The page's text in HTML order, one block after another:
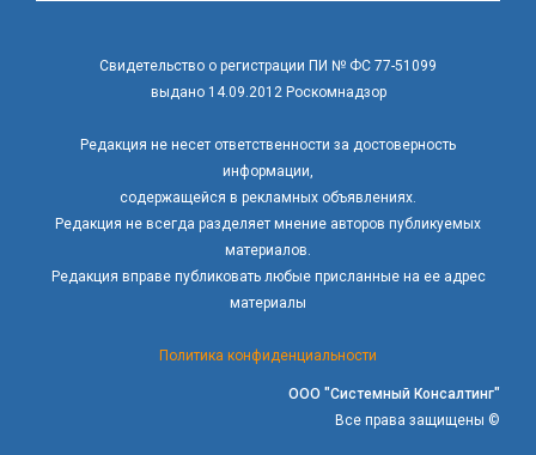
Свидетельство о регистрации ПИ № ФС 77-51099
выдано 14.09.2012 Роскомнадзор
Редакция не несет ответственности за достоверность
информации,
содержащейся в рекламных объявлениях.
Редакция не всегда разделяет мнение авторов публикуемых
материалов.
Редакция вправе публиковать любые присланные на ее адрес
материалы
Политика конфиденциальности
ООО "Системный Консалтинг"
Все права защищены ©